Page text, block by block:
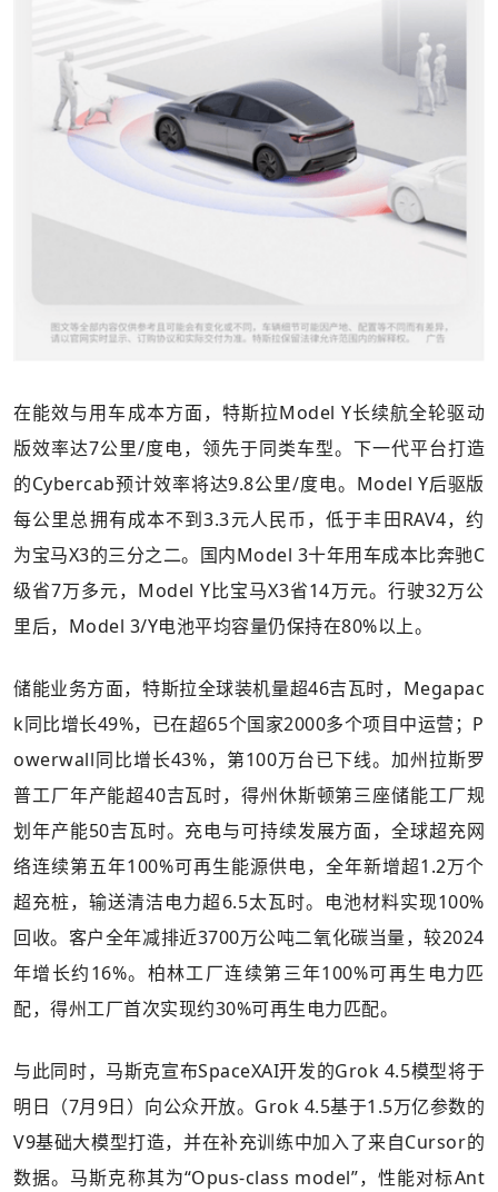
在能效与用车成本方面，特斯拉Model Y长续航全轮驱动
版效率达7公里/度电，领先于同类车型。下一代平台打造
的Cybercab预计效率将达9.8公里/度电。Model Y后驱版
每公里总拥有成本不到3.3元人民币，低于丰田RAV4，约
为宝马X3的三分之二。国内Model 3十年用车成本比奔驰C
级省7万多元，Model Y比宝马X3省14万元。行驶32万公
里后，Model 3/Y电池平均容量仍保持在80%以上。
储能业务方面，特斯拉全球装机量超46吉瓦时，Megapac
k同比增长49%，已在超65个国家2000多个项目中运营；P
owerwall同比增长43%，第100万台已下线。加州拉斯罗
普工厂年产能超40吉瓦时，得州休斯顿第三座储能工厂规
划年产能50吉瓦时。充电与可持续发展方面，全球超充网
络连续第五年100%可再生能源供电，全年新增超1.2万个
超充桩，输送清洁电力超6.5太瓦时。电池材料实现100%
回收。客户全年减排近3700万公吨二氧化碳当量，较2024
年增长约16%。柏林工厂连续第三年100%可再生电力匹
配，得州工厂首次实现约30%可再生电力匹配。
与此同时，马斯克宣布SpaceXAI开发的Grok 4.5模型将于
明日（7月9日）向公众开放。Grok 4.5基于1.5万亿参数的
V9基础大模型打造，并在补充训练中加入了来自Cursor的
数据。马斯克称其为“Opus-class model”，性能对标Ant